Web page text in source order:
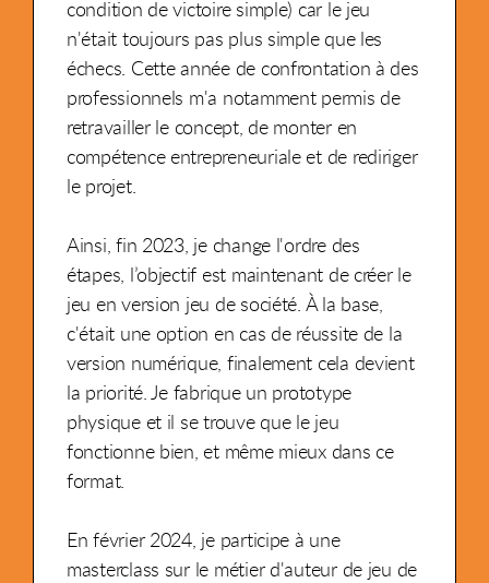
condition de victoire simple) car le jeu
n'était toujours pas plus simple que les
échecs. Cette année de confrontation à des
professionnels m'a notamment permis de
retravailler le concept, de monter en
compétence entrepreneuriale et de rediriger
le projet.
Ainsi, fin 2023, je change l'ordre des
étapes, l’objectif est maintenant de créer le
jeu en version jeu de société. À la base,
c'était une option en cas de réussite de la
version numérique, finalement cela devient
la priorité. Je fabrique un prototype
physique et il se trouve que le jeu
fonctionne bien, et même mieux dans ce
format.
En février 2024, je participe à une
masterclass sur le métier d'auteur de jeu de